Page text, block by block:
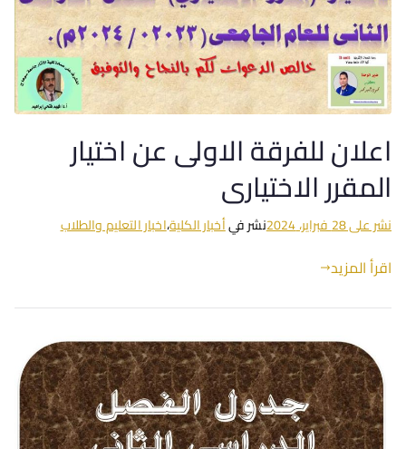
اعلان للفرقة الاولى عن اختيار
المقرر الاختيارى
نشر على28 فبراير، 2024 نشر فيأخبار الكلية،اخبار التعليم والطلاب
اقرأ المزيد